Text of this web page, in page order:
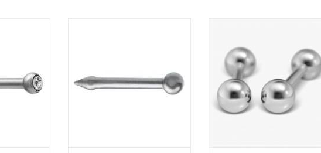
TOEVOEGEN AAN WINKELWAGEN